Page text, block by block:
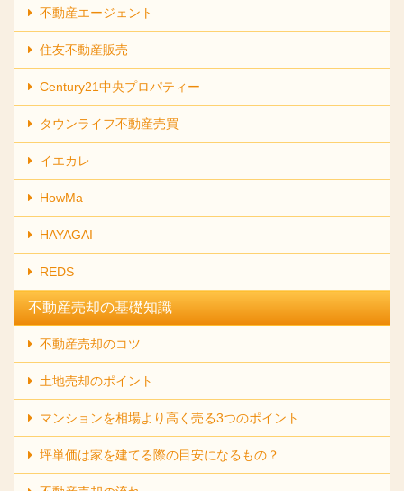
不動産エージェント
住友不動産販売
Century21中央プロパティー
タウンライフ不動産売買
イエカレ
HowMa
HAYAGAI
REDS
不動産売却の基礎知識
不動産売却のコツ
土地売却のポイント
マンションを相場より高く売る3つのポイント
坪単価は家を建てる際の目安になるもの？